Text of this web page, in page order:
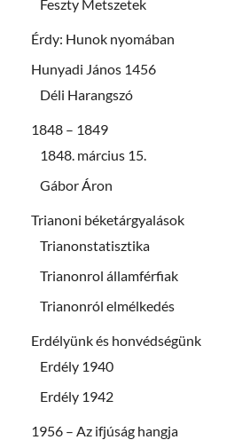
Feszty Metszetek
Érdy: Hunok nyomában
Hunyadi János 1456
Déli Harangszó
1848 – 1849
1848. március 15.
Gábor Áron
Trianoni béketárgyalások
Trianonstatisztika
Trianonrol államférfiak
Trianonról elmélkedés
Erdélyünk és honvédségünk
Erdély 1940
Erdély 1942
1956 – Az ifjúság hangja